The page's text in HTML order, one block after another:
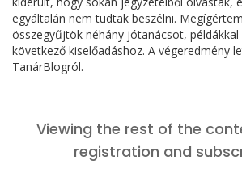
egyáltalán nem tudtak beszélni.
összegyűjtök néhány jótanácsot, példákkal
következő kiselőadáshoz. A végeredmény
TanárBlogról.